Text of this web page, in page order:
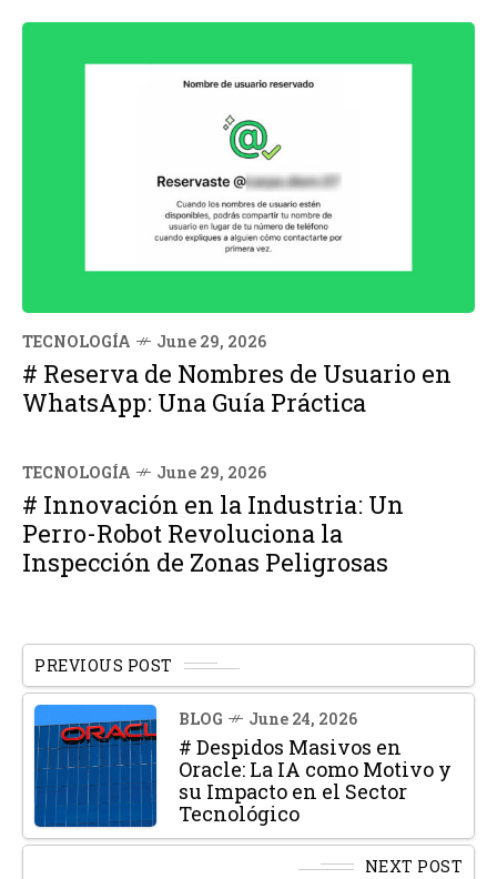
TECNOLOGÍA June 29, 2026
# Reserva de Nombres de Usuario en
WhatsApp: Una Guía Práctica
TECNOLOGÍA June 29, 2026
# Innovación en la Industria: Un
Perro-Robot Revoluciona la
Inspección de Zonas Peligrosas
PREVIOUS POST
BLOG June 24, 2026
# Despidos Masivos en
Oracle: La IA como Motivo y
su Impacto en el Sector
Tecnológico
NEXT POST